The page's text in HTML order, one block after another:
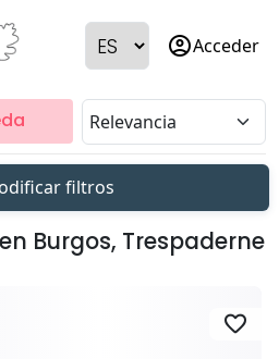
account_circleAcceder
filtros
Burgos, Trespaderne
favorite